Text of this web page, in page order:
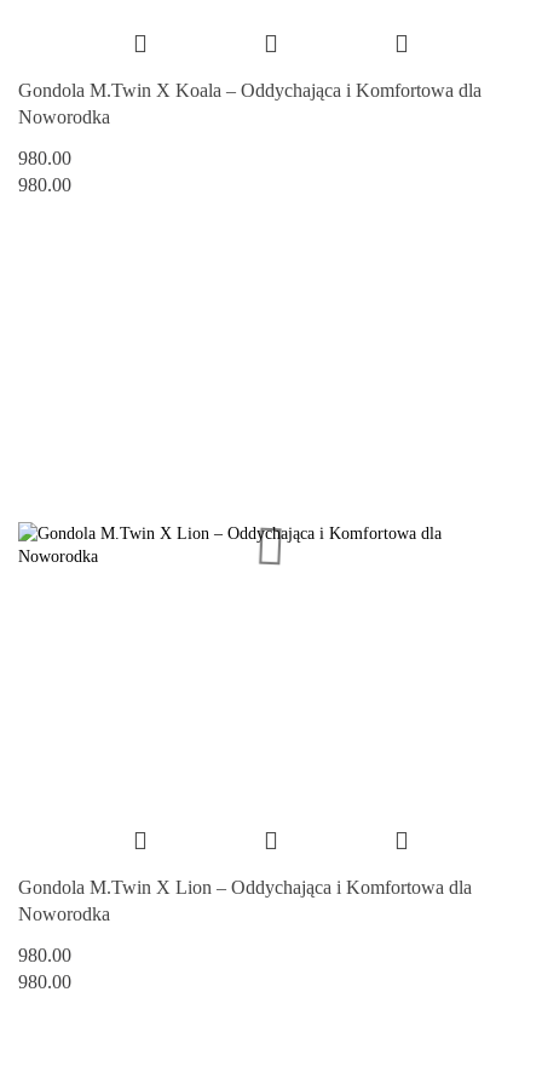
Gondola M.Twin X Koala – Oddychająca i Komfortowa dla
Noworodka
980.00
980.00
Gondola M.Twin X Lion – Oddychająca i Komfortowa dla
Noworodka
980.00
980.00